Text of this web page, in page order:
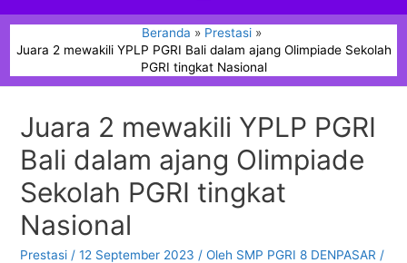
Beranda
Prestasi
Juara 2 mewakili YPLP PGRI Bali dalam ajang Olimpiade Sekolah
PGRI tingkat Nasional
Juara 2 mewakili YPLP PGRI
Bali dalam ajang Olimpiade
Sekolah PGRI tingkat
Nasional
Prestasi / 12 September 2023 / Oleh SMP PGRI 8 DENPASAR /